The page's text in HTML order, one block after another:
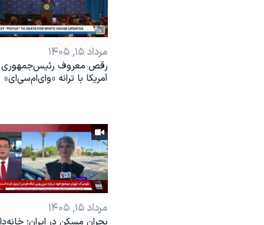
مرداد ۱۵, ۱۴۰۵
رقص معروف رئیس‌جمهوری
آمریکا با ترانه «وای‌ام‌سی‌ای»
مرداد ۱۵, ۱۴۰۵
بحران مسکن در ایران؛